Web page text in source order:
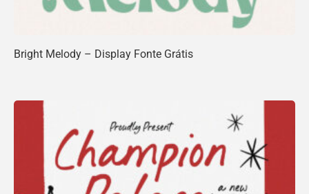
Bright Melody – Display Fonte Grátis